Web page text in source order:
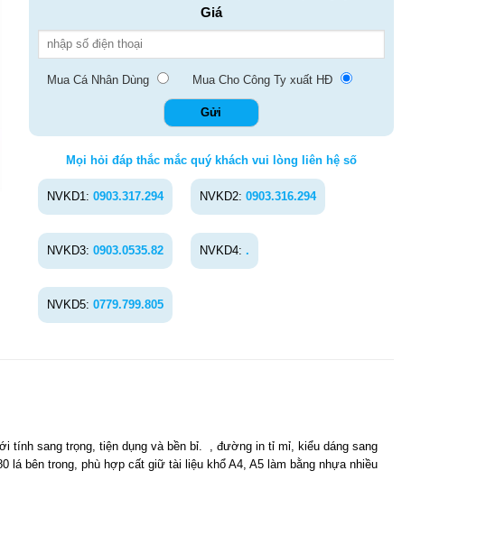
Giá
Mua Cá Nhân Dùng Mua Cho Công Ty xuất HĐ
Mọi hỏi đáp thắc mắc quý khách vui lòng liên hệ số
NVKD1: 0903.317.294 NVKD2: 0903.316.294
NVKD3: 0903.0535.82 NVKD4: .
NVKD5: 0779.799.805
tính sang trọng, tiện dụng và bền bỉ.
, đường in tỉ mỉ, kiểu dáng sang
lá bên trong, phù hợp cất giữ tài liệu khổ A4, A5 làm bằng nhựa nhiều